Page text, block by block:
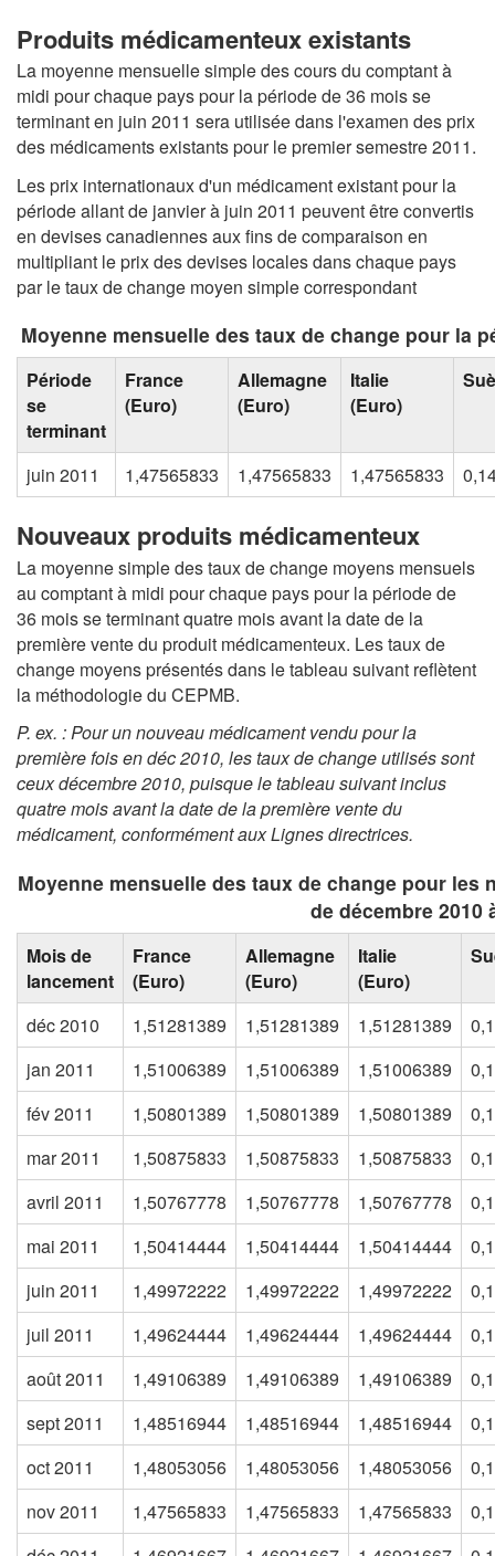
Produits médicamenteux existants
La moyenne mensuelle simple des cours du comptant à
midi pour chaque pays pour la période de 36 mois se
terminant en juin 2011 sera utilisée dans l'examen des prix
des médicaments existants pour le premier semestre 2011.
Les prix internationaux d'un médicament existant pour la
période allant de janvier à juin 2011 peuvent être convertis
en devises canadiennes aux fins de comparaison en
multipliant le prix des devises locales dans chaque pays
par le taux de change moyen simple correspondant
Moyenne mensuelle des taux de change pour la
Période
se
terminant
France
(Euro)
Allemagne
(Euro)
Italie
(Euro)
juin 2011 1,47565833 1,47565833 1,47565833
Nouveaux produits médicamenteux
La moyenne simple des taux de change moyens mensuels
au comptant à midi pour chaque pays pour la période de
36 mois se terminant quatre mois avant la date de la
première vente du produit médicamenteux. Les taux de
change moyens présentés dans le tableau suivant reflètent
la méthodologie du CEPMB.
P. ex. : Pour un nouveau médicament vendu pour la
première fois en déc 2010, les taux de change utilisés sont
ceuxdécembre 2010, puisque le tableau suivant inclus
quatre mois avant la date de la première vente du
médicament, conformément aux Lignes directrices.
Moyenne mensuelle des taux de change pour les
de décembre 2010
Mois de
lancement
France
(Euro)
Allemagne
(Euro)
Italie
(Euro)
déc 2010 1,51281389 1,51281389 1,51281389
jan 2011
1,51006389 1,51006389 1,51006389
fév 2011
1,50801389 1,50801389 1,50801389
mar 2011
1,50875833 1,50875833 1,50875833
avril 2011
1,50767778 1,50767778 1,50767778
mai 2011
1,50414444 1,50414444 1,50414444
juin 2011
1,49972222 1,49972222 1,49972222
juil 2011
1,49624444 1,49624444 1,49624444
août 2011
1,49106389 1,49106389 1,49106389
sept 2011
1,48516944 1,48516944 1,48516944
oct 2011
1,48053056 1,48053056 1,48053056
nov 2011
1,47565833 1,47565833 1,47565833